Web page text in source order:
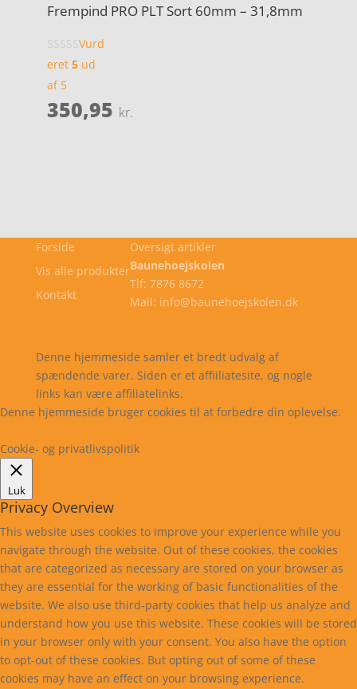
Frempind PRO PLT Sort 60mm – 31,8mm
Vurd
eret 5ud
af 5
350,95 kr.
Forside
Vis alle produkter
Kontakt
Oversigt artikler
Baunehoejskolen
Tlf: 7876 8672
Mail: info@baunehoejskolen.dk
Denne hjemmeside samler et bredt udvalg af
spændende varer. Siden er et affiiliatesite, og nogle
links kan være affiliatelinks.
Denne hjemmeside bruger cookies til at forbedre din oplevelse.
Cookie- og privatlivspolitik
Luk
Privacy Overview
This website uses cookies to improve your experience while you
navigate through the website. Out of these cookies, the cookies
that are categorized as necessary are stored on your browser as
they are essential for the working of basic functionalities of the
website. We also use third-party cookies that help us analyze and
understand how you use this website. These cookies will be stored
in your browser only with your consent. You also have the option
to opt-out of these cookies. But opting out of some of these
cookies may have an effect on your browsing experience.